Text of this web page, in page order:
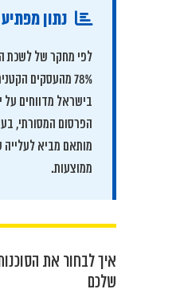
נתון מפתיע
לפי מחקר של לשכת
78% מהעסקים
בישראל מדווחים על
הפרסום המסורתי,
ממוצעות.
איך לבחור את
שלכם